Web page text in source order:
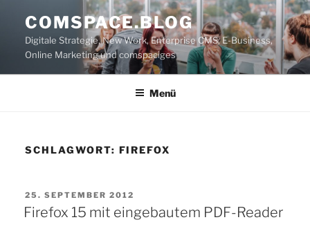
Inhalt
springen
COMSPACE.BLOG
Digitale Strategie, New Work, Enterprise CMS, E-Business,
Online Marketing und comspaciges
Menü
SCHLAGWORT: FIREFOX
VERÖFFENTLICHT
AM
25. SEPTEMBER 2012
Firefox 15 mit eingebautem PDF-Reader